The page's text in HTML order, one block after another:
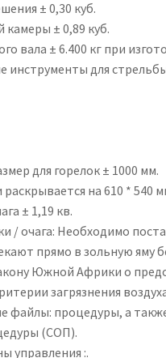
± 0,30 куб.
± 0,89 куб.
вала ± 6.400 кг при
инструменты для
для горелок ± 1000 мм.
на 610 * 540
± 1,19 кв.
/ очага: Необходимо
прямо в зольную яму
Южной Африки о
загрязнения
файлы: процедуры, а
(СОП).
управления :.